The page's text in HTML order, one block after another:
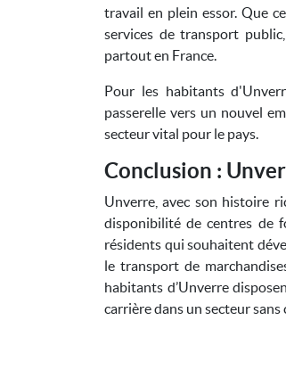
travail en plein essor. Que
services de transport
partout en France.
Pour les habitants
passerelle vers un nouvel
secteur vital pour le pays.
Conclusion :
Unverre, avec son histoire
disponibilité de centres de
résidents qui souhaitent
le transport de
habitants d’Unverre
carrière dans un secteur sans